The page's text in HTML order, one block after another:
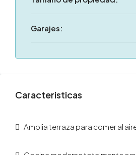
Garajes:
Caracteristicas
Amplia terraza para comer al